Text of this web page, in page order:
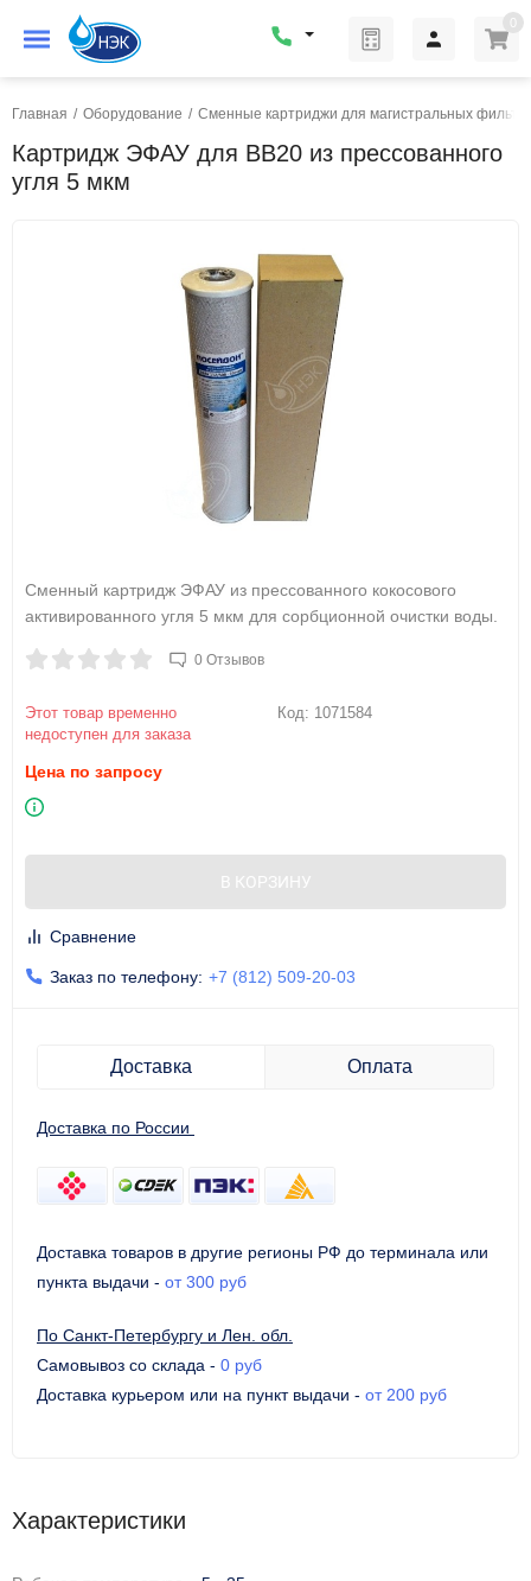
0
Главная / Оборудование / Сменные картриджи для магистральных
Картридж ЭФАУ для BB20 из прессованного
угля 5 мкм
Сменный картридж ЭФАУ из прессованного кокосового
активированного угля 5 мкм для сорбционной очистки воды.
0 Отзывов
Этот товар временно
недоступен для заказа
Код: 1071584
Цена по запросу
В КОРЗИНУ
Сравнение
Заказ по телефону: +7 (812) 509-20-03
Доставка Оплата
Доставка по России
Доставка товаров в другие регионы РФ до терминала или
пункта выдачи - от 300 руб
По Санкт-Петербургу и Лен. обл.
Самовывоз со склада - 0 руб
Доставка курьером или на пункт выдачи - от 200 руб
Характеристики